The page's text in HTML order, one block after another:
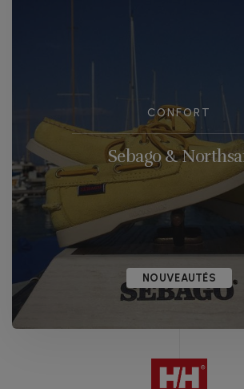
CONFORT
Sebago &
NOUVEAUTÉS